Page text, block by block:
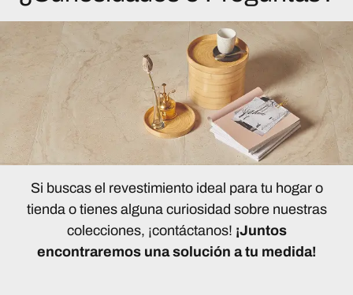
Si buscas el revestimiento ideal para tu hogar o
tienda o tienes alguna curiosidad sobre nuestras
colecciones, ¡contáctanos! ¡Juntos
encontraremos una solución a tu medida!